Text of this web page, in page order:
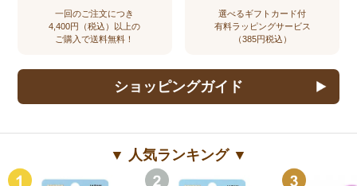
一回のご注文につき
4,400円（税込）以上の
ご購入で送料無料！
選べるギフトカード付
有料ラッピングサービス
（385円税込）
ショッピングガイド
▼ 人気ランキング ▼